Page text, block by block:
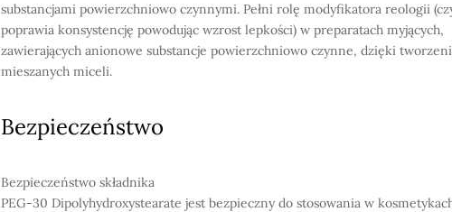
substancjami powierzchniowo czynnymi. Pełni rolę modyfikatora reologii
poprawia konsystencję powodując wzrost lepkości) w preparatach myjących,
zawierających anionowe substancje powierzchniowo czynne, dzięki
mieszanych miceli.
Bezpieczeństwo
Bezpieczeństwo składnika
PEG-30 Dipolyhydroxystearate jest bezpieczny do stosowania w